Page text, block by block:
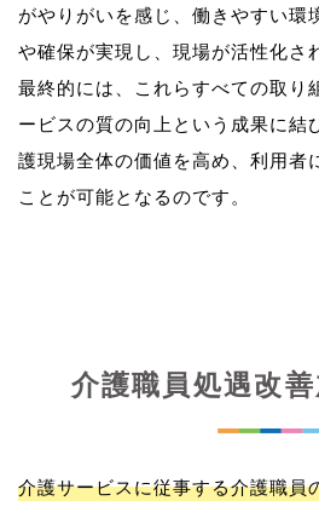
がやりがいを感じ、働きやすい環
や確保が実現し、現場が活性化さ
最終的には、これらすべての取り
ービスの質の向上という成果に結
護現場全体の価値を高め、利用者
介護職員処遇改
介護サービスに従事する介護職員